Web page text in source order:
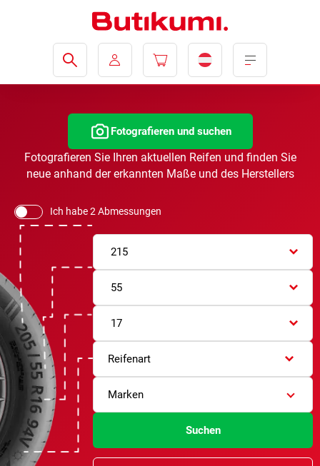
Fotografieren und suchen
Fotografieren Sie Ihren aktuellen Reifen und finden Sie
neue anhand der erkannten Maße und des Herstellers
Ich habe 2 Abmessungen
215
55
17
Reifenart
Marken
Suchen